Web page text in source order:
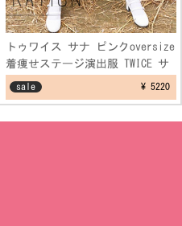
トゥワイス サナ ピンクoversize
着痩せステージ演出服 TWICE サ
ナ セーター ダンス制服衣装
sale ¥ 5220